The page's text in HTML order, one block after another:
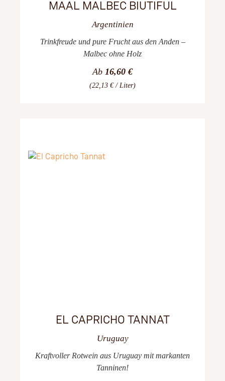
MAAL MALBEC BIUTIFUL
Argentinien
Trinkfreude und pure Frucht aus den Anden –
Malbec ohne Holz
Ab 16,60 €
(22,13 € / Liter)
EL CAPRICHO TANNAT
Uruguay
Kraftvoller Rotwein aus Uruguay mit markanten
Tanninen!